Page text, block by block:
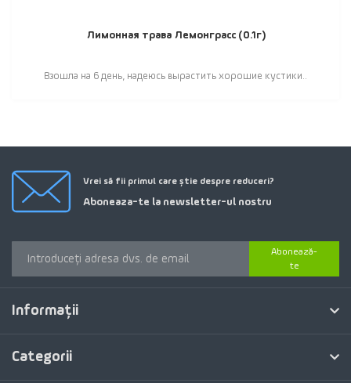
Лимонная трава Лемонграсс (0.1г)
Взошла на 6 день, надеюсь вырастить хорошие кустики..
Vrei să fii primul care știe despre reduceri?
Aboneaza-te la newsletter-ul nostru
Abonează-
te
Informaţii
Categorii